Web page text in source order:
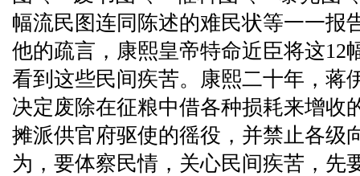
幅流民图连同陈述的难民状等一一报
他的疏言，康熙皇帝特命近臣将这12
看到这些民间疾苦。康熙二十年，蒋
决定废除在征粮中借各种损耗来增收
摊派供官府驱使的徭役，并禁止各级
为，要体察民情，关心民间疾苦，先